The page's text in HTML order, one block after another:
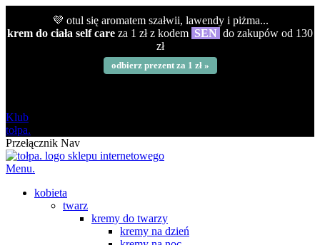
💜 otul się aromatem szałwii, lawendy i piżma...
krem do ciała self care za 1 zł z kodem SEN do zakupów od 130
zł
odbierz prezent za 1 zł »
Klub
tołpa.
Przełącznik Nav
Menu.
kobieta
twarz
kremy do twarzy
kremy na dzień